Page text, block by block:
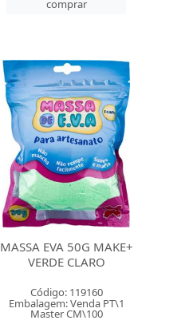
comprar
MASSA EVA 50G MAKE+
VERDE CLARO
Código: 119160
Embalagem: Venda PT\1
Master CM\100